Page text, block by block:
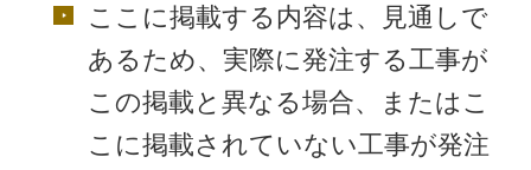
ここに掲載する内容は、見通しで
あるため、実際に発注する工事が
この掲載と異なる場合、またはこ
こに掲載されていない工事が発注